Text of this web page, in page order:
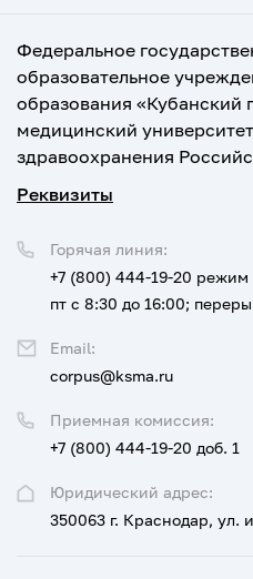
Федеральное
образовательное
образования «Кубанский
медицинский
здравоохранения
Реквизиты
Юридический адрес:
350063 г. Краснодар,
Приемная комиссия:
+7 (800) 444-19-20 доб. 1
Горячая линия:
+7 (800) 444-19-20 режим
пт с 8:30 до 16:00;
Email:
corpus@ksma.ru